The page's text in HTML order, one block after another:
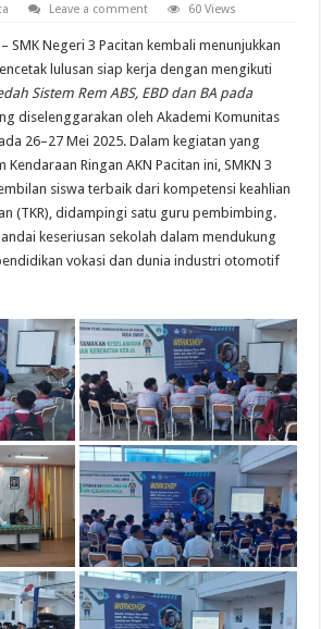
Leave a comment 60 Views
– SMK Negeri 3 Pacitan kembali menunjukkan
lulusan siap kerja dengan mengikuti
Sistem Rem ABS, EBD dan BA pada
diselenggarakan oleh Akademi Komunitas
26–27 Mei 2025. Dalam kegiatan yang
Ringan AKN Pacitan ini, SMKN 3
siswa terbaik dari kompetensi keahlian
(TKR), didampingi satu guru pembimbing.
keseriusan sekolah dalam mendukung
vokasi dan dunia industri otomotif